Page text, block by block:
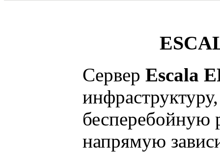
Сервер Escala
бесперебойную
напрямую